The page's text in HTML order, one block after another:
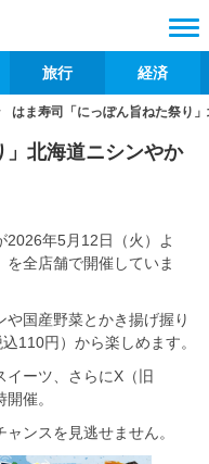
旅行 経済
はま寿司「にっぽん旨ねた祭り
」北海道ニシンやか
2026年5月12日（火）よ
を全店舗で開催していま
国産野菜とかき揚げ握り
110円）から楽しめます。
イーツ、さらにX（旧
催。
ンスを見逃せません。